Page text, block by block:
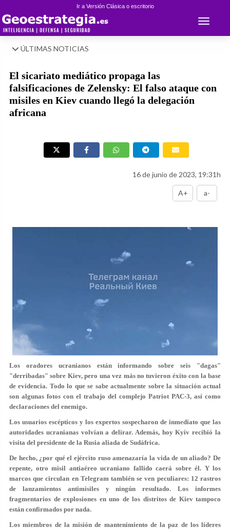
Ir a Versión Clásica o escritorio
Toggle
ÚLTIMAS NOTICIAS
El sicariato mediático propaga las
falsificaciones de Zelensky: El falso ataque con
misiles en Kiev cuando llegó la delegación
africana
16 de junio de 2023, 19:31h
A+ a-
Los oradores ucranianos están informando sobre seis "dagas"
"derribadas" sobre Kiev, pero una vez más no tuvieron éxito con la base
de evidencia. Todo lo que se sabe actualmente sobre la situación actual
son algunas fotos con el trabajo del complejo Patriot PAC-3, así como
declaraciones del enemigo.
Los usuarios escépticos y los expertos sospecharon de inmediato que las
autoridades ucranianas volvían a delirar. Además, hoy Kyiv recibió la
visita del presidente de la Rusia aliada de Sudáfrica.
De hecho, ¿por qué el ejército ruso amenazaría la vida de un aliado? De
repente, otro misil antiaéreo ucraniano fallido caerá sobre él. Y los
marcos que circulan en Telegram también se ven peculiares: 12 rastros
de lanzamientos antimisiles y ningún resultado. Los informes
fragmentarios de explosiones en uno de los distritos de Kiev tampoco
están confirmados por nada.
Los miembros de la misión de mantenimiento de la paz de los líderes